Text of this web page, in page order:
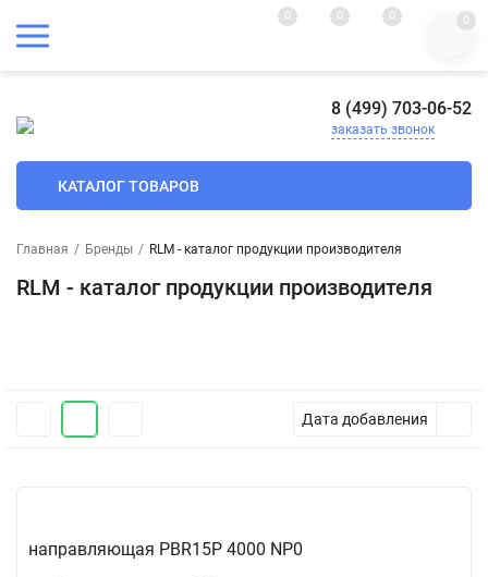
0 0 0 0
8 (499) 703-06-52
заказать звонок
КАТАЛОГ ТОВАРОВ
Главная / Бренды / RLM - каталог продукции производителя
RLM - каталог продукции производителя
Дата добавления
направляющая PBR15P 4000 NP0